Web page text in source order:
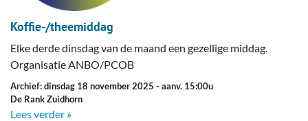
Koffie-/theemiddag
Elke derde dinsdag van de maand een gezellige middag.
Organisatie ANBO/PCOB
Archief: dinsdag 18 november 2025 - aanv. 15:00u
De Rank Zuidhorn
Lees verder »